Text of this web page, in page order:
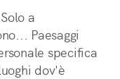
a
Paesaggi
specifica
dov'è